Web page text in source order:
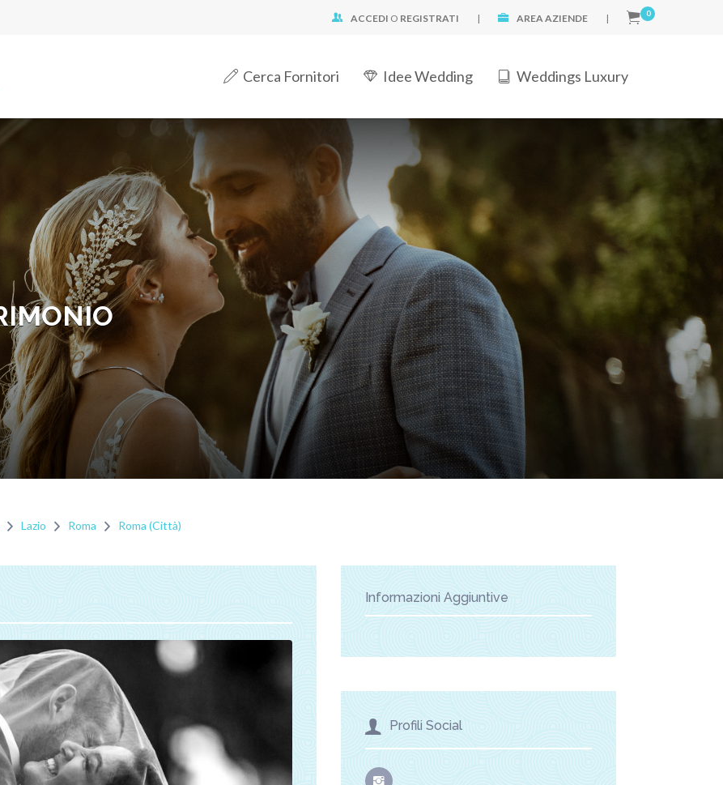
ACCEDI O REGISTRATI | AREA AZIENDE | 0
Cerca Fornitori Idee Wedding Weddings Luxury
Lazio Roma Roma (Città)
Informazioni Aggiuntive
Profili Social